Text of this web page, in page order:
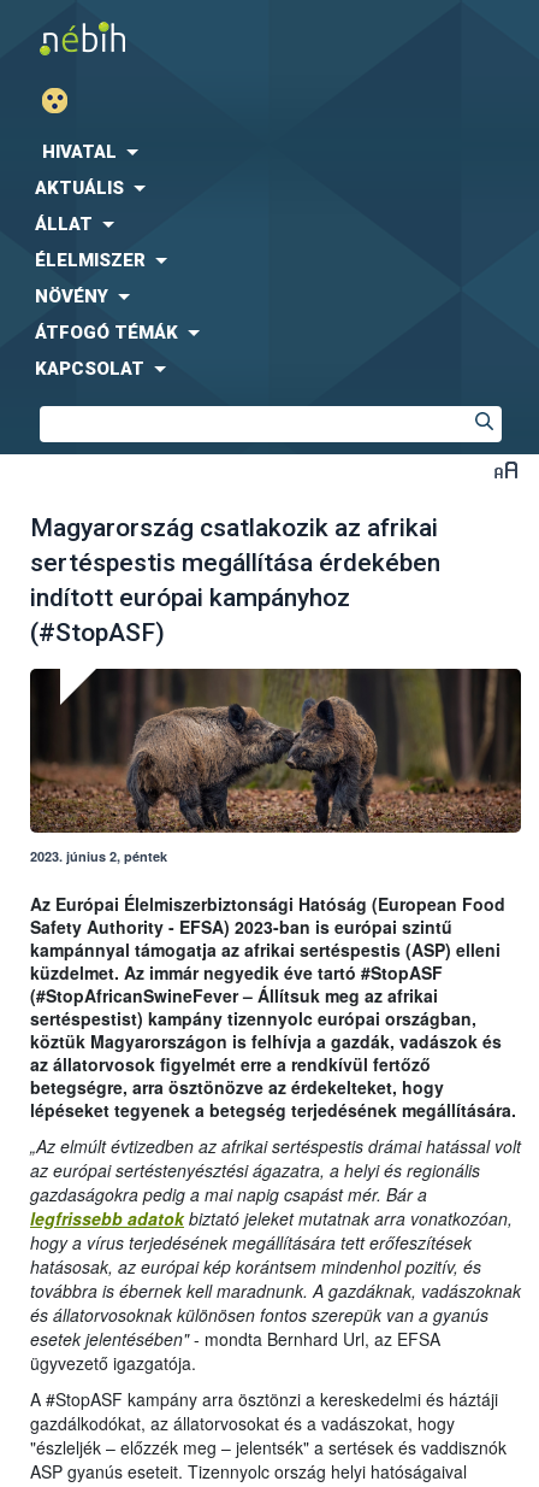
HIVATAL
AKTUÁLIS
ÁLLAT
ÉLELMISZER
NÖVÉNY
ÁTFOGÓ TÉMÁK
KAPCSOLAT
Magyarország csatlakozik az afrikai
sertéspestis megállítása érdekében
indított európai kampányhoz
(#StopASF)
2023. június 2, péntek
Az Európai Élelmiszerbiztonsági Hatóság (European Food
Safety Authority - EFSA) 2023-ban is európai szintű
kampánnyal támogatja az afrikai sertéspestis (ASP) elleni
küzdelmet. Az immár negyedik éve tartó #StopASF
(#StopAfricanSwineFever – Állítsuk meg az afrikai
sertéspestist) kampány tizennyolc európai országban,
köztük Magyarországon is felhívja a gazdák, vadászok és
az állatorvosok figyelmét erre a rendkívül fertőző
betegségre, arra ösztönözve az érdekelteket, hogy
lépéseket tegyenek a betegség terjedésének megállítására.
„Az elmúlt évtizedben az afrikai sertéspestis drámai hatással volt
az európai sertéstenyésztési ágazatra, a helyi és regionális
gazdaságokra pedig a mai napig csapást mér. Bár a
legfrissebb adatokbiztató jeleket mutatnak arra vonatkozóan,
hogy a vírus terjedésének megállítására tett erőfeszítések
hatásosak, az európai kép korántsem mindenhol pozitív, és
továbbra is ébernek kell maradnunk. A gazdáknak, vadászoknak
és állatorvosoknak különösen fontos szerepük van a gyanús
esetek jelentésében"- mondta Bernhard Url, az EFSA
ügyvezető igazgatója.
A #StopASF kampány arra ösztönzi a kereskedelmi és háztáji
gazdálkodókat, az állatorvosokat és a vadászokat, hogy
"észleljék – előzzék meg – jelentsék" a sertések és vaddisznók
ASP gyanús eseteit. Tizennyolc ország helyi hatóságaival